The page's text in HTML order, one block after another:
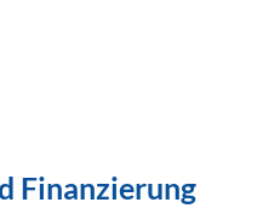
Finanzierung